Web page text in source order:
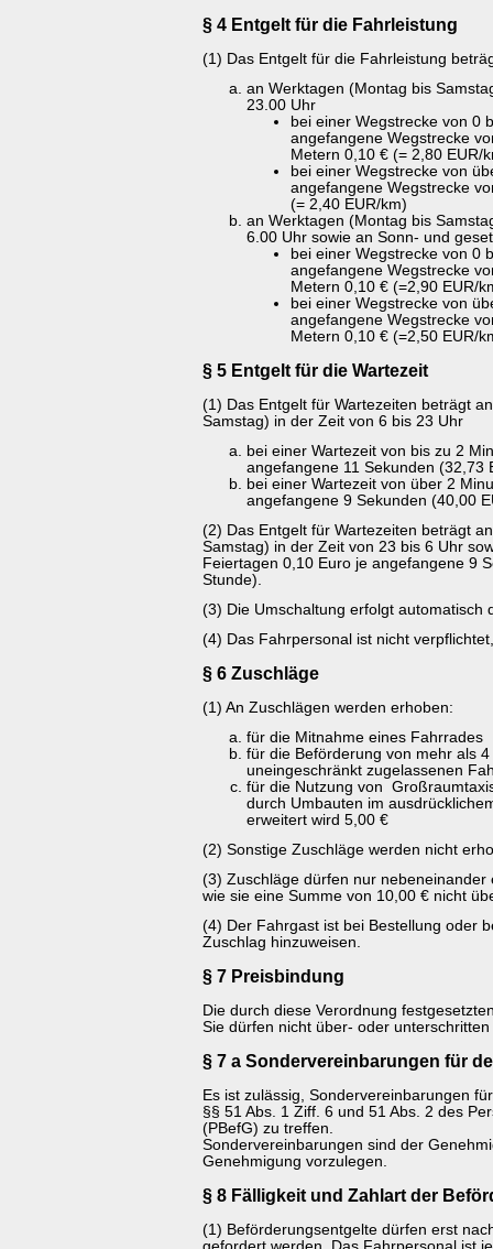
§ 4 Entgelt für die Fahrleistung
(1) Das Entgelt für die Fahrleistung
an Werktagen (Montag bis
23.00 Uhr
bei einer Wegstrecke von 0
angefangene Wegstrecke
Metern 0,10 € (= 2,80 EUR/
bei einer Wegstrecke von
angefangene Wegstrecke
(= 2,40 EUR/km)
an Werktagen (Montag bis
6.00 Uhr sowie an Sonn- und
bei einer Wegstrecke von 0
angefangene Wegstrecke
Metern 0,10 € (=2,90 EUR/
bei einer Wegstrecke von
angefangene Wegstrecke
Metern 0,10 € (=2,50 EUR/
§ 5 Entgelt für die Wartezeit
(1) Das Entgelt für Wartezeiten beträgt
Samstag) in der Zeit von 6 bis 23 Uhr
bei einer Wartezeit von bis zu 2
angefangene 11 Sekunden (32,73
bei einer Wartezeit von über 2
angefangene 9 Sekunden (40,00
(2) Das Entgelt für Wartezeiten beträgt
Samstag) in der Zeit von 23 bis 6 Uhr
Feiertagen 0,10 Euro je angefangene 9
Stunde).
(3) Die Umschaltung erfolgt automatisch
(4) Das Fahrpersonal ist nicht
§ 6 Zuschläge
(1) An Zuschlägen werden erhoben:
für die Mitnahme eines
für die Beförderung von mehr als
uneingeschränkt zugelassenen
für die Nutzung von
durch Umbauten im
erweitert wird 5,00 €
(2) Sonstige Zuschläge werden nicht
(3) Zuschläge dürfen nur nebeneinander
wie sie eine Summe von 10,00 € nicht
(4) Der Fahrgast ist bei Bestellung oder
Zuschlag hinzuweisen.
§ 7 Preisbindung
Die durch diese Verordnung
Sie dürfen nicht über- oder
§ 7 a Sondervereinbarungen für
Es ist zulässig, Sondervereinbarungen
§§ 51 Abs. 1 Ziff. 6 und 51 Abs. 2 des
(PBefG) zu treffen.
Sondervereinbarungen sind der
Genehmigung vorzulegen.
§ 8 Fälligkeit und Zahlart der
(1) Beförderungsentgelte dürfen erst